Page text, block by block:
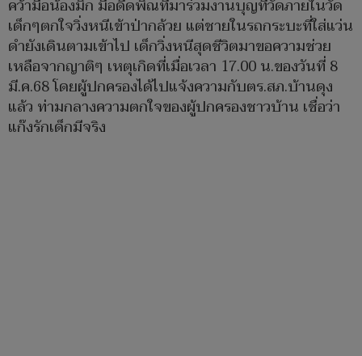
คว้ามือน้องมิก มือดีดพิณที่มาร่วมงานบุญที่วัดภายในวัด
เด็กๆตกใจวิ่งหนีเข้าป่ากล้วย แต่ชายในรถกระบะที่ใส่แว่น
ดำยังเดินตามเข้าไป เด็กวิ่งหนีสุดชีวิตมาขอความช่วย
เหลือจากญาติๆ เหตุเกิดที่เมื่อเวลา 17.00 น.ของวันที่ 8
มี.ค.68 โดยผู้ปกครองได้ไปแจ้งความกับตร.สภ.บ้านดุง
แล้ว ท่ามกลางความตกใจของผู้ปกครองชาวบ้าน เชื่อว่า
แก๊งรักเด็กมีจริง